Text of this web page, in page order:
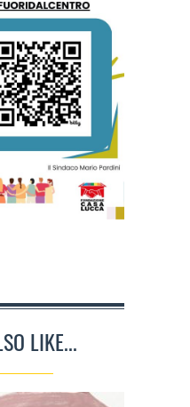
LIKE...